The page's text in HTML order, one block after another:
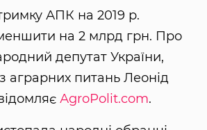
АПК на 2019 р.
на 2 млрд грн. Про
депутат України,
аграрних питань Леонід
АgroРolit.com.